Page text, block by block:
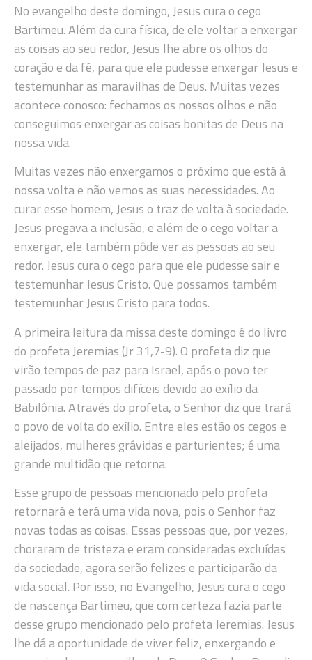
No evangelho deste domingo, Jesus cura o cego
Bartimeu. Além da cura física, de ele voltar a enxergar
as coisas ao seu redor, Jesus lhe abre os olhos do
coração e da fé, para que ele pudesse enxergar Jesus e
testemunhar as maravilhas de Deus. Muitas vezes
acontece conosco: fechamos os nossos olhos e não
conseguimos enxergar as coisas bonitas de Deus na
nossa vida.
Muitas vezes não enxergamos o próximo que está à
nossa volta e não vemos as suas necessidades. Ao
curar esse homem, Jesus o traz de volta à sociedade.
Jesus pregava a inclusão, e além de o cego voltar a
enxergar, ele também pôde ver as pessoas ao seu
redor. Jesus cura o cego para que ele pudesse sair e
testemunhar Jesus Cristo. Que possamos também
testemunhar Jesus Cristo para todos.
A primeira leitura da missa deste domingo é do livro
do profeta Jeremias (Jr 31,7-9). O profeta diz que
virão tempos de paz para Israel, após o povo ter
passado por tempos difíceis devido ao exílio da
Babilônia. Através do profeta, o Senhor diz que trará
o povo de volta do exílio. Entre eles estão os cegos e
aleijados, mulheres grávidas e parturientes; é uma
grande multidão que retorna.
Esse grupo de pessoas mencionado pelo profeta
retornará e terá uma vida nova, pois o Senhor faz
novas todas as coisas. Essas pessoas que, por vezes,
choraram de tristeza e eram consideradas excluídas
da sociedade, agora serão felizes e participarão da
vida social. Por isso, no Evangelho, Jesus cura o cego
de nascença Bartimeu, que com certeza fazia parte
desse grupo mencionado pelo profeta Jeremias. Jesus
lhe dá a oportunidade de viver feliz, enxergando e